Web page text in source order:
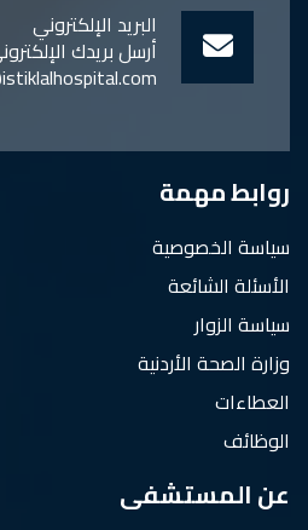
البريد الإلكتروني
أرسل بريدك
روابط مهمة
سياسة الخصوصية
الأسئلة الشائعة
سياسة الزوار
وزارة الصحة الأردنية
العطاءات
الوظائف
عن المستشفى